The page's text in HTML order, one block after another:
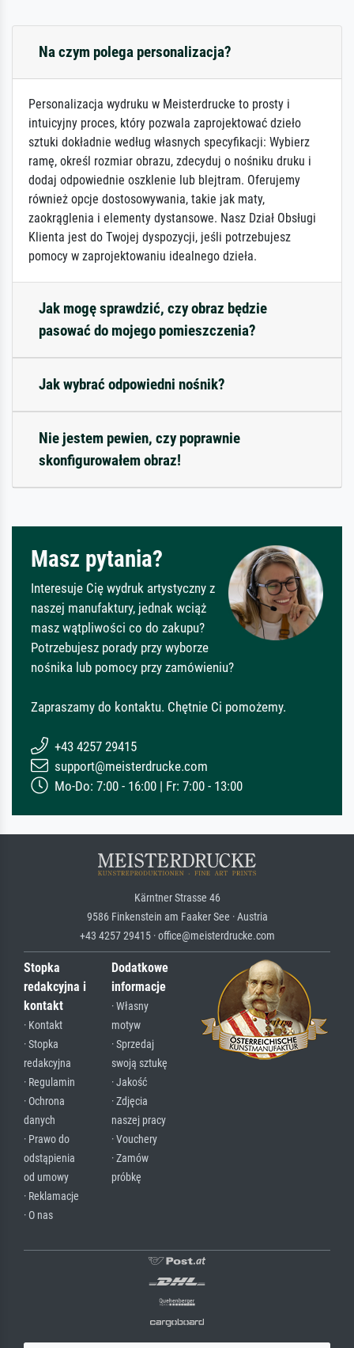
Na czym polega personalizacja?
Personalizacja wydruku w Meisterdrucke to prosty i
intuicyjny proces, który pozwala zaprojektować dzieło
sztuki dokładnie według własnych specyfikacji: Wybierz
ramę, określ rozmiar obrazu, zdecyduj o nośniku druku i
dodaj odpowiednie oszklenie lub blejtram. Oferujemy
również opcje dostosowywania, takie jak maty,
zaokrąglenia i elementy dystansowe. Nasz Dział Obsługi
Klienta jest do Twojej dyspozycji, jeśli potrzebujesz
pomocy w zaprojektowaniu idealnego dzieła.
Jak mogę sprawdzić, czy obraz będzie
pasować do mojego pomieszczenia?
Jak wybrać odpowiedni nośnik?
Nie jestem pewien, czy poprawnie
skonfigurowałem obraz!
Masz pytania?
Interesuje Cię wydruk artystyczny z
naszej manufaktury, jednak wciąż
masz wątpliwości co do zakupu?
Potrzebujesz porady przy wyborze
nośnika lub pomocy przy zamówieniu?
Zapraszamy do kontaktu. Chętnie Ci pomożemy.
+43 4257 29415
support@meisterdrucke.com
Mo-Do: 7:00 - 16:00 | Fr: 7:00 - 13:00
Kärntner Strasse 46
9586 Finkenstein am Faaker See · Austria
+43 4257 29415 · office@meisterdrucke.com
Stopka
redakcyjna i
kontakt
· Kontakt
· Stopka
redakcyjna
· Regulamin
· Ochrona
danych
· Prawo do
odstąpienia
od umowy
· Reklamacje
· O nas
Dodatkowe
informacje
· Własny
motyw
· Sprzedaj
swoją sztukę
· Jakość
· Zdjęcia
naszej pracy
· Vouchery
· Zamów
próbkę